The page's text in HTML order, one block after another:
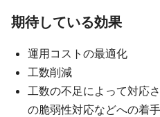
期待している効果
運用コストの最適化
工数削減
工数の不足によって対応
の脆弱性対応などへの着手